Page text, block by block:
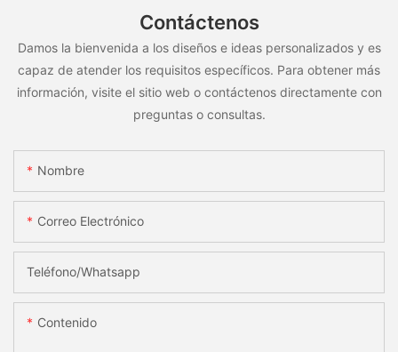
Contáctenos
Damos la bienvenida a los diseños e ideas personalizados y es
capaz de atender los requisitos específicos. Para obtener más
información, visite el sitio web o contáctenos directamente con
preguntas o consultas.
Nombre
Correo Electrónico
Teléfono/whatsapp
Contenido